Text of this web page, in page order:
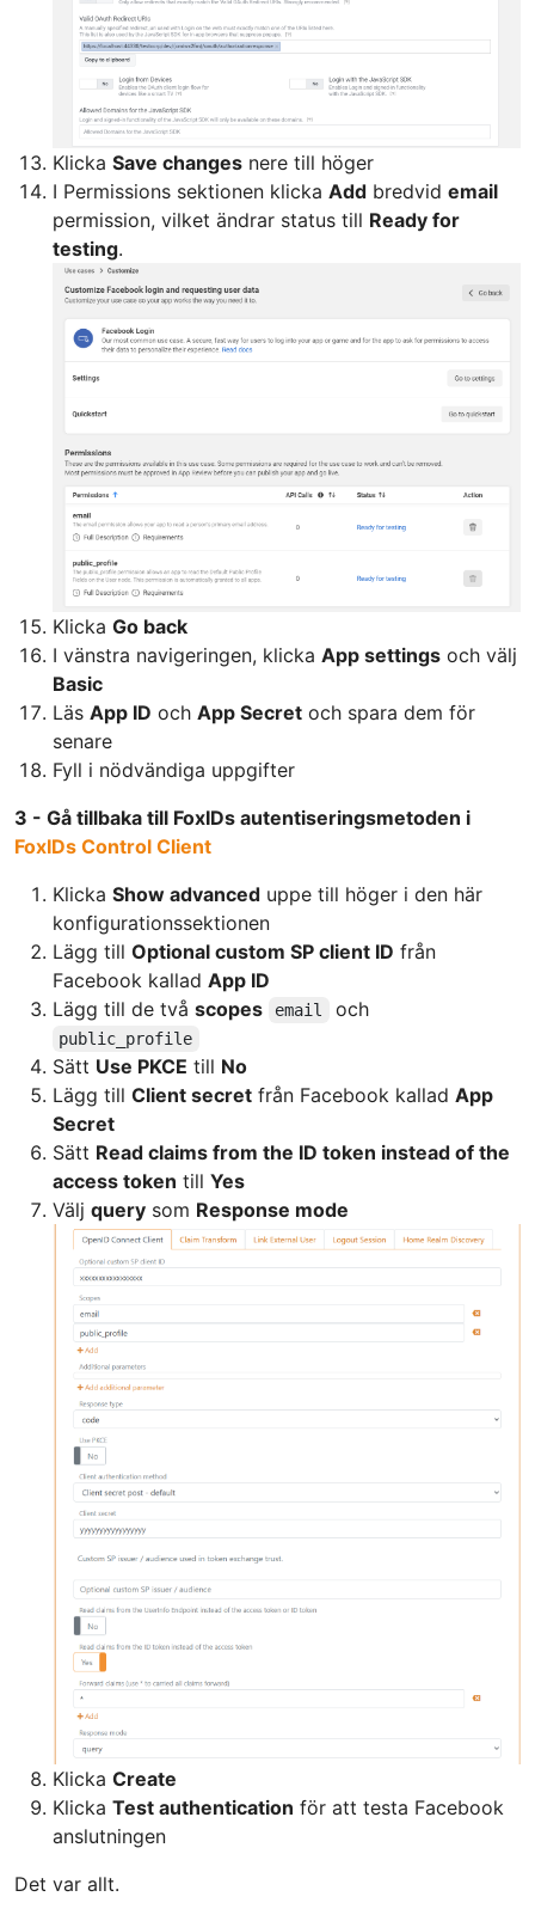
Klicka Save changes nere till höger
I Permissions sektionen klicka Add bredvid email
permission, vilket ändrar status till Ready for
testing.
Klicka Go back
I vänstra navigeringen, klicka App settings och välj
Basic
Läs App ID och App Secret och spara dem för
senare
Fyll i nödvändiga uppgifter
3 - Gå tillbaka till FoxIDs autentiseringsmetoden i
FoxIDs Control Client
Klicka Show advanced uppe till höger i den här
konfigurationssektionen
Lägg till Optional custom SP client ID från
Facebook kallad App ID
Lägg till de två scopes email och
public_profile
Sätt Use PKCE till No
Lägg till Client secret från Facebook kallad App
Secret
Sätt Read claims from the ID token instead of the
access token till Yes
Välj query som Response mode
Klicka Create
Klicka Test authentication för att testa Facebook
anslutningen
Det var allt.